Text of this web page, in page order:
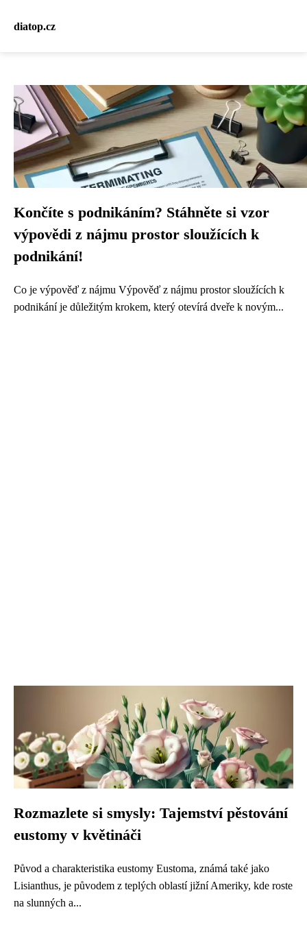
diatop.cz
Končíte s podnikáním? Stáhněte si vzor
výpovědi z nájmu prostor sloužících k
podnikání!
Co je výpověď z nájmu Výpověď z nájmu prostor sloužících k
podnikání je důležitým krokem, který otevírá dveře k novým...
Rozmazlete si smysly: Tajemství pěstování
eustomy v květináči
Původ a charakteristika eustomy Eustoma, známá také jako
Lisianthus, je původem z teplých oblastí jižní Ameriky, kde roste
na slunných a...